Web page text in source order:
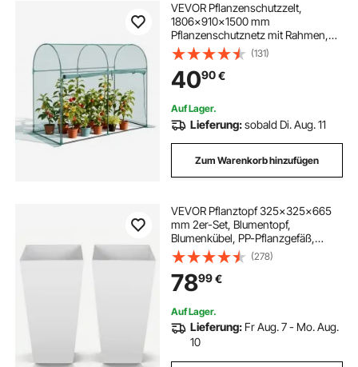
VEVOR Pflanzenschutzzelt,
1806x910x1500 mm
Pflanzenschutznetz mit Rahmen,
Tür mit Reißverschluss,
windbeständig, Pflanzenkäfig
Gewächshaus für erhöhte Beete im
Freien, Garten, Terrasse
(131)
4090€
Auf Lager.
Lieferung:sobald Di. Aug. 11
Zum Warenkorb hinzufügen
VEVOR Pflanztopf 325x325x665
mm 2er-Set, Blumentopf,
Blumenkübel, PP-Pflanzgefäß,
Planzkübel, Pflanzkasten mit
Innentopf & Abflusslöchern,
Geeignet für Zimmer- &
Gartenpflanzen, Weiß
(278)
7899€
Auf Lager.
Lieferung: Fr Aug. 7 - Mo. Aug.
10